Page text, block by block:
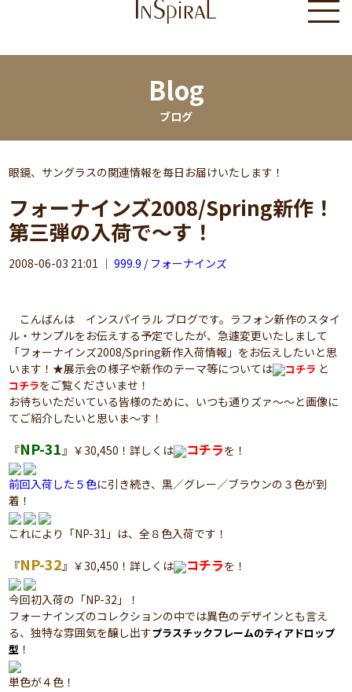
Blog
ブログ
眼鏡、サングラスの関連情報を毎日お届けいたします！
フォーナインズ2008/Spring新作！
第三弾の入荷で～す！
2008-06-03 21:01 ｜999.9 / フォーナインズ
こんばんは インスパイラル ブログです。ラフォン新作のスタイ
ル・サンプルをお伝えする予定でしたが、急遽変更いたしまして
「フォーナインズ2008/Spring新作入荷情報」をお伝えしたいと思
います！★展示会の様子や新作のテーマ等については
コチラ と
コチラをご覧くださいませ！
お待ちいただいている皆様のために、いつも通りズァ～～と画像に
てご紹介したいと思いま～す！
『NP-31』￥30,450！詳しくは コチラを！
前回入荷した５色に引き続き、黒／グレー／ブラウンの３色が到
着！
これにより「NP-31」は、全８色入荷です！
『NP-32』￥30,450！詳しくは コチラを！
今回初入荷の「NP-32」！
フォーナインズのコレクションの中では異色のデザインとも言え
る、独特な雰囲気を醸し出すプラスチックフレームのティアドロップ
型 ！
単色が４色！